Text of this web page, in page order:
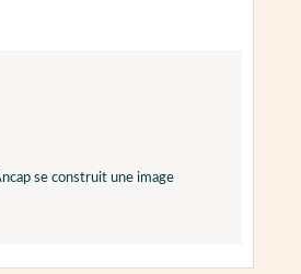
se construit une image